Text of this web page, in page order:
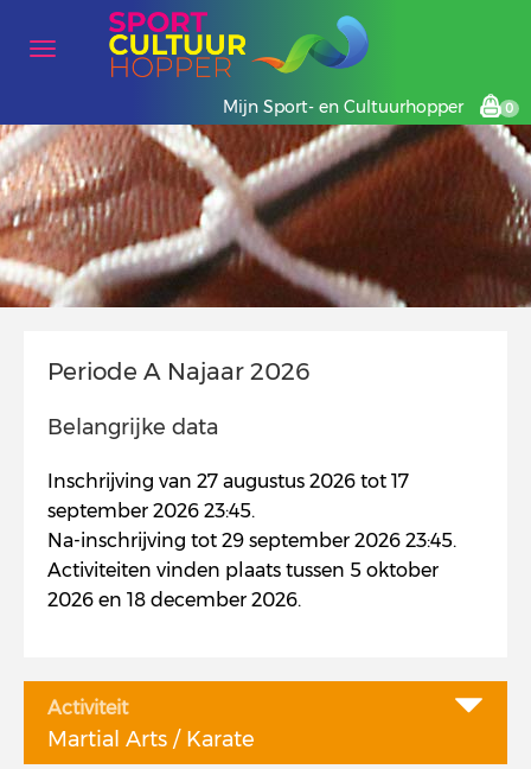
Mijn Sport- en Cultuurhopper 0
Periode A Najaar 2026
Belangrijke data
Inschrijving van 27 augustus 2026 tot 17
september 2026 23:45.
Na-inschrijving tot 29 september 2026 23:45.
Activiteiten vinden plaats tussen 5 oktober
2026 en 18 december 2026.
Activiteit
Martial Arts / Karate